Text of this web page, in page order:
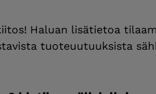
Haluan lisätietoa
tuoteuutuuksista